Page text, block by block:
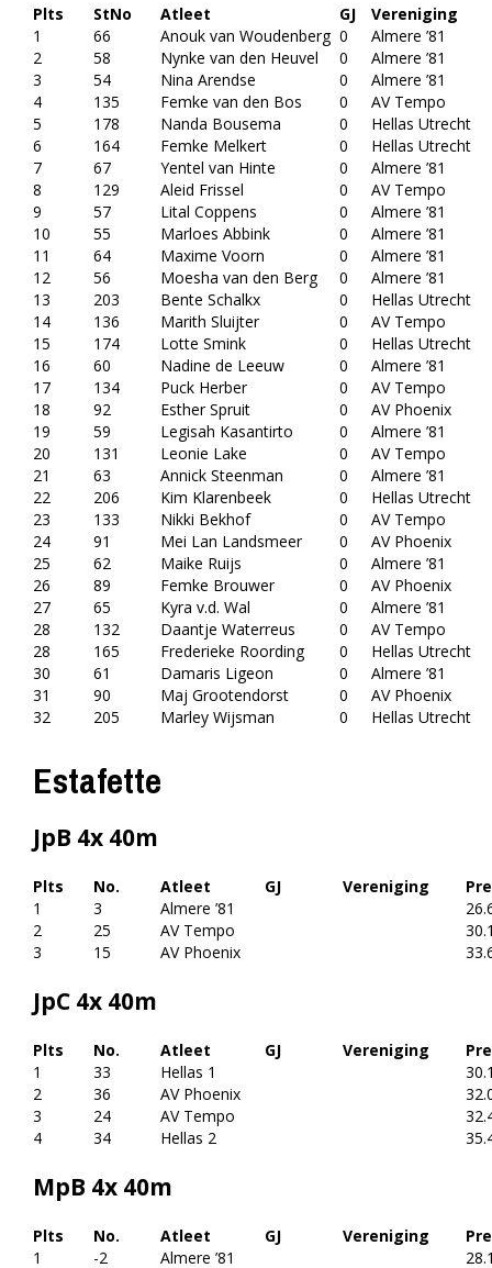
Plts StNo Atleet GJ
Vereniging
1
66 Anouk van Woudenberg 0
Almere ’81
2
58 Nynke van den Heuvel 0
Almere ’81
3
54 Nina Arendse 0
Almere ’81
4
135 Femke van den Bos 0
AV Tempo
5
178 Nanda Bousema 0
Hellas Utrecht
6
164 Femke Melkert 0
Hellas Utrecht
7
67 Yentel van Hinte 0
Almere ’81
8
129 Aleid Frissel 0
AV Tempo
9
57 Lital Coppens 0
Almere ’81
10
55 Marloes Abbink 0
Almere ’81
11
64 Maxime Voorn 0
Almere ’81
12
56 Moesha van den Berg 0
Almere ’81
13
203 Bente Schalkx 0
Hellas Utrecht
14
136 Marith Sluijter 0
AV Tempo
15
174 Lotte Smink 0
Hellas Utrecht
16
60 Nadine de Leeuw 0
Almere ’81
17
134 Puck Herber 0
AV Tempo
18
92 Esther Spruit 0
AV Phoenix
19
59 Legisah Kasantirto 0
Almere ’81
20
131 Leonie Lake 0
AV Tempo
21
63 Annick Steenman 0
Almere ’81
22
206 Kim Klarenbeek 0
Hellas Utrecht
23
133 Nikki Bekhof 0
AV Tempo
24
91 Mei Lan Landsmeer 0
AV Phoenix
25
62 Maike Ruijs 0
Almere ’81
26
89 Femke Brouwer 0
AV Phoenix
27
65 Kyra v.d. Wal 0
Almere ’81
28
132 Daantje Waterreus 0
AV Tempo
28
165 Frederieke Roording 0
Hellas Utrecht
30
61 Damaris Ligeon 0
Almere ’81
31
90 Maj Grootendorst 0
AV Phoenix
32
205 Marley Wijsman 0 Hellas Utrecht
Estafette
JpB 4x 40m
Plts No. Atleet GJ Vereniging
1
3 Almere ’81
2
25 AV Tempo
3
15 AV Phoenix
JpC 4x 40m
Plts No. Atleet GJ Vereniging
1
33 Hellas 1
2
36 AV Phoenix
3
24 AV Tempo
4
34 Hellas 2
MpB 4x 40m
Plts No. Atleet GJ Vereniging
1
-2 Almere ’81